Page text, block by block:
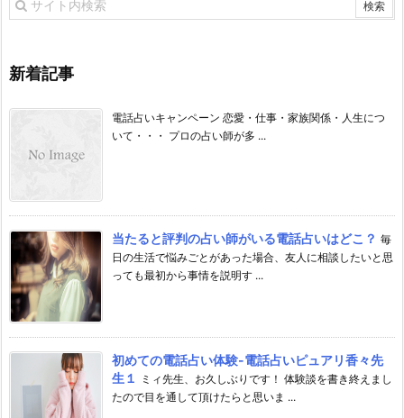
新着記事
電話占いキャンペーン 恋愛・仕事・家族関係・人生につ
いて・・・ プロの占い師が多 ...
当たると評判の占い師がいる電話占いはどこ？ 毎
日の生活で悩みごとがあった場合、友人に相談したいと思
っても最初から事情を説明す ...
初めての電話占い体験-電話占いピュアリ香々先
生１
ミィ先生、お久しぶりです！ 体験談を書き終えまし
たので目を通して頂けたらと思いま ...